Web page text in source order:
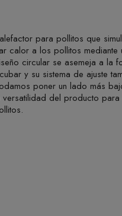
para pollitos que
calor a los pollitos mediante
circular se asemeja a la
y su sistema de ajuste
poner un lado más
versatilidad del producto para